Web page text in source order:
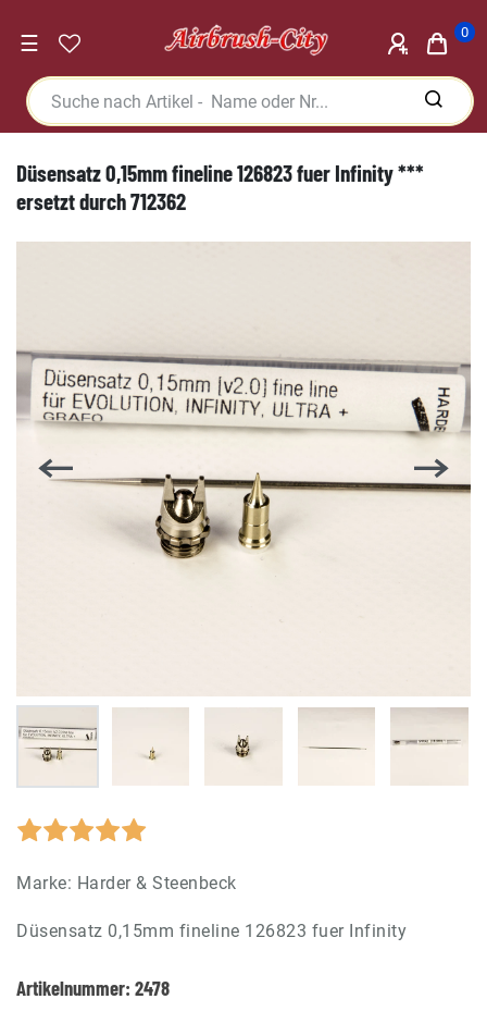
☰ 0
Düsensatz 0,15mm fineline 126823 fuer Infinity ***
ersetzt durch 712362
Marke: Harder & Steenbeck
Düsensatz 0,15mm fineline 126823 fuer Infinity
Artikelnummer: 2478